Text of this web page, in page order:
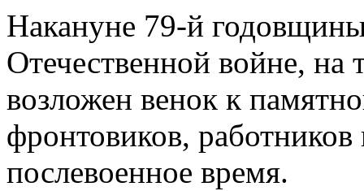
Накануне 79-й
Отечественной войне, на
возложен венок к
фронтовиков,
послевоенное время.